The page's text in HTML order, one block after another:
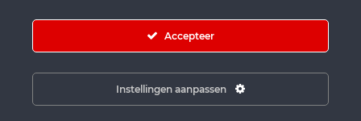
Accepteer
Instellingen aanpassen